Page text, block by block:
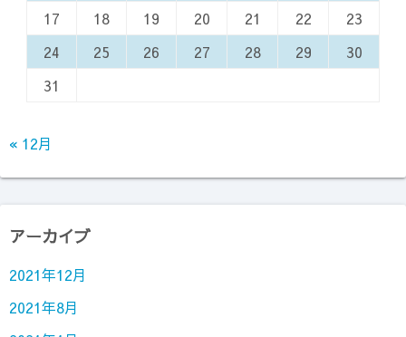
17
18 19 20 21 22
23
24
25 26 27 28 29
30
31
« 12月
アーカイブ
2021年12月
2021年8月